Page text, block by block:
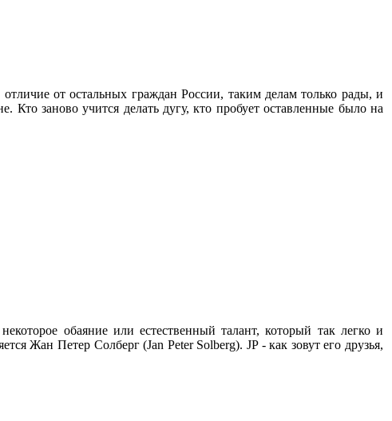
от остальных граждан России, таким делам только рады, и
заново учится делать дугу, кто пробует оставленные было на
обаяние или естественный талант, который так легко и
Жан Петер Солберг (Jan Peter Solberg). JP - как зовут его друзья,